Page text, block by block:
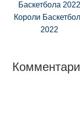
Короли
2022